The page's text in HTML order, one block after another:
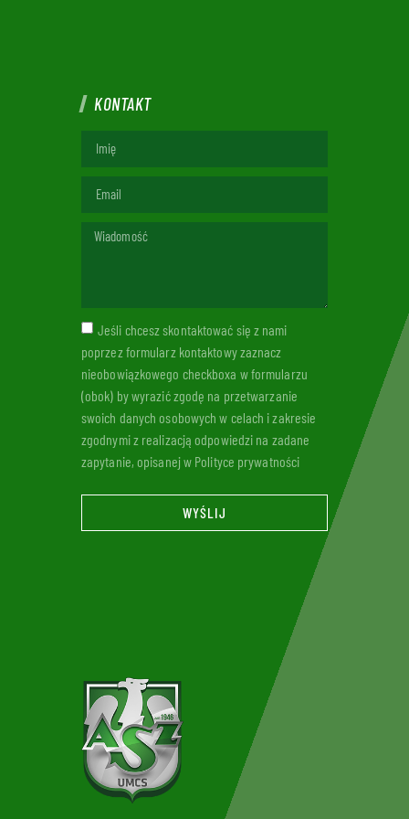
KONTAKT
Jeśli chcesz skontaktować się z nami
poprzez formularz kontaktowy zaznacz
nieobowiązkowego checkboxa w formularzu
(obok) by wyrazić zgodę na przetwarzanie
swoich danych osobowych w celach i zakresie
zgodnymi z realizacją odpowiedzi na zadane
zapytanie, opisanej w Polityce prywatności
WYŚLIJ